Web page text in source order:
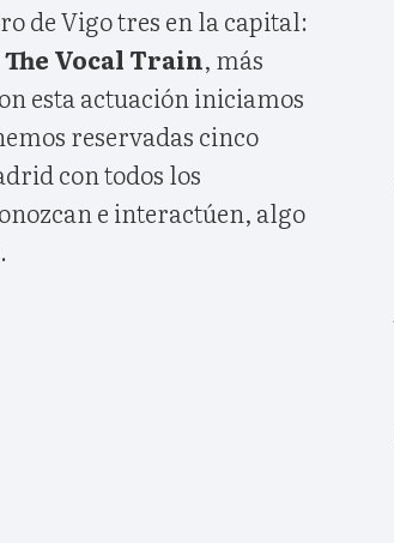
de Vigo tres en la capital:
Vocal Train, más
esta actuación iniciamos
reservadas cinco
con todos los
e interactúen, algo